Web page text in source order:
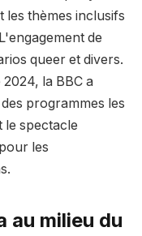
thèmes inclusifs
L'engagement de
queer et divers.
la BBC a
programmes les
le spectacle
les
au milieu du